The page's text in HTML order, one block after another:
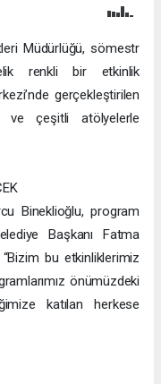
Müdürlüğü, sömestr
renkli bir etkinlik
gerçekleştirilen
ve çeşitli atölyelerle
Bineklioğlu, program
Başkanı Fatma
“Bizim bu etkinliklerimiz
önümüzdeki
katılan herkese